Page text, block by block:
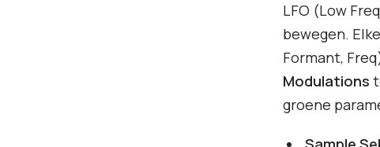
LFO (Low
bewegen.
Formant,
Modulations
groene